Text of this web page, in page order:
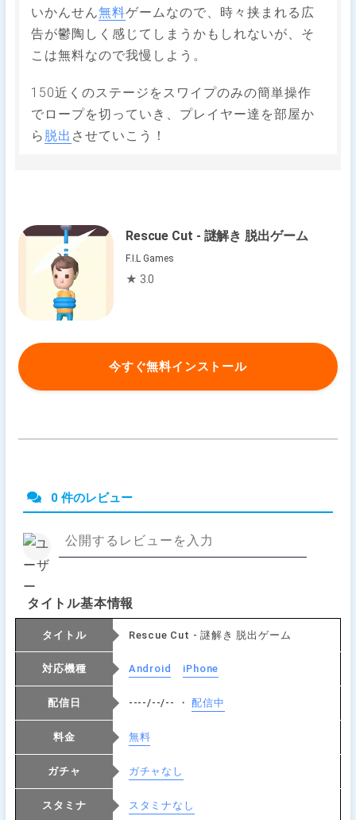
いかんせん無料ゲームなので、時々挟まれる広
告が鬱陶しく感じてしまうかもしれないが、そ
こは無料なので我慢しよう。
150近くのステージをスワイプのみの簡単操作
でロープを切っていき、プレイヤー達を部屋か
ら 脱出 させていこう！
Rescue Cut - 謎解き 脱出ゲーム
F.I.L Games
★ 3.0
今すぐ無料インストール
0 件のレビュー
タイトル基本情報
タイトル Rescue Cut - 謎解き 脱出ゲーム
対応機種 Android iPhone
配信日 ----/--/-- ・配信中
料金 無料
ガチャ ガチャなし
スタミナ スタミナなし